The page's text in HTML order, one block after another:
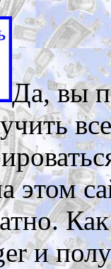
Да, вы
этом
и